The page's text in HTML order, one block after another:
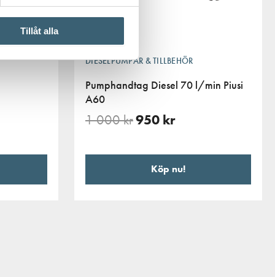
Tillåt alla
DIESELPUMPAR & TILLBEHÖR
Pumphandtag Diesel 70 l/min Piusi
A60
1 000kr950 kr
Köp nu!